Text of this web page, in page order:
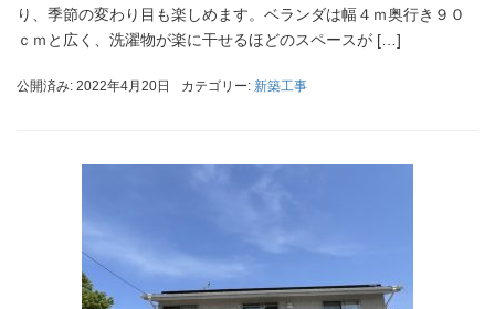
り、季節の変わり目も楽しめます。ベランダは幅４ｍ奥行き９０
ｃｍと広く、洗濯物が楽に干せるほどのスペースが […]
公開済み: 2022年4月20日 カテゴリー: 新築工事